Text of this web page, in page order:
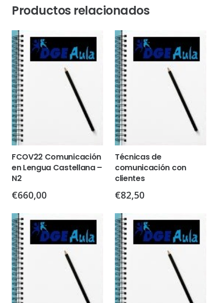
Productos relacionados
FCOV22 Comunicación
en Lengua Castellana –
N2
€660,00
Técnicas de
comunicación con
clientes
€82,50